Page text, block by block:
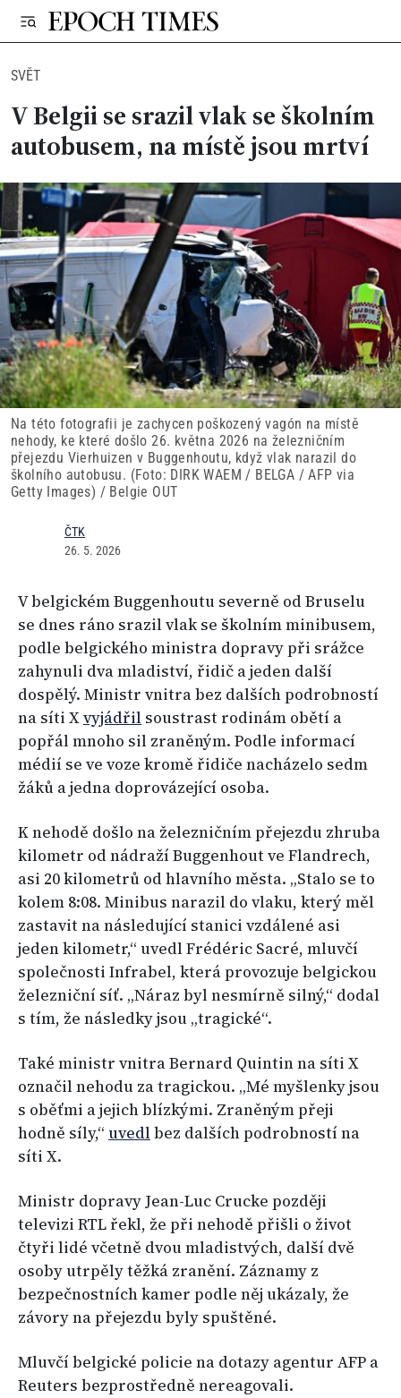
SVĚT
V Belgii se srazil vlak se školním
autobusem, na místě jsou mrtví
Na této fotografii je zachycen poškozený vagón na místě
nehody, ke které došlo 26. května 2026 na železničním
přejezdu Vierhuizen v Buggenhoutu, když vlak narazil do
školního autobusu. (Foto: DIRK WAEM / BELGA / AFP via
Getty Images) / Belgie OUT
ČTK
26. 5. 2026
V belgickém Buggenhoutu severně od Bruselu
se dnes ráno srazil vlak se školním minibusem,
podle belgického ministra dopravy při srážce
zahynuli dva mladiství, řidič a jeden další
dospělý. Ministr vnitra bez dalších podrobností
na síti Xvyjádřil soustrast rodinám obětí a
popřál mnoho sil zraněným. Podle informací
médií se ve voze kromě řidiče nacházelo sedm
žáků a jedna doprovázející osoba.
K nehodě došlo na železničním přejezdu zhruba
kilometr od nádraží Buggenhout ve Flandrech,
asi 20 kilometrů od hlavního města. „Stalo se to
kolem 8:08. Minibus narazil do vlaku, který měl
zastavit na následující stanici vzdálené asi
jeden kilometr,“ uvedl Frédéric Sacré, mluvčí
společnosti Infrabel, která provozuje belgickou
železniční síť. „Náraz byl nesmírně silný,“ dodal
s tím, že následky jsou „tragické“.
Také ministr vnitra Bernard Quintin na síti X
označil nehodu za tragickou. „Mé myšlenky jsou
s oběťmi a jejich blízkými. Zraněným přeji
hodně síly,“uvedlbez dalších podrobností na
síti X.
Ministr dopravy Jean-Luc Crucke později
televizi RTL řekl, že při nehodě přišli o život
čtyři lidé včetně dvou mladistvých, další dvě
osoby utrpěly těžká zranění. Záznamy z
bezpečnostních kamer podle něj ukázaly, že
závory na přejezdu byly spuštěné.
Mluvčí belgické policie na dotazy agentur AFP a
Reuters bezprostředně nereagovali.